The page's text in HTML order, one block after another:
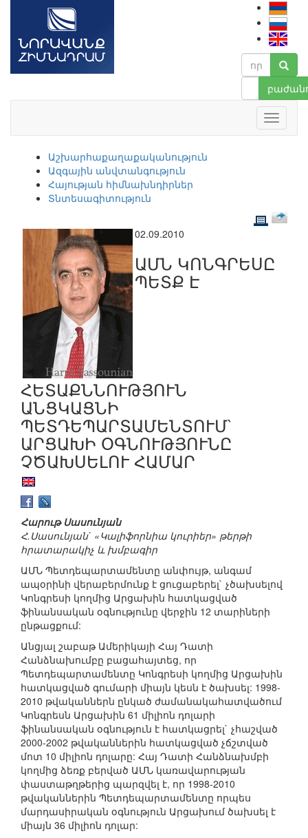
Աշխարհաքաղաքականություն
Ազգային անվտանգություն
Հայության հիմնախնդիրներ
Տնտեսագիտություն
02.09.2010
ԱՄՆ ԿՈՆԳՐԵՍԸ
ՊԵՏՔ Է
ՀԵՏԱՔՆՆՈՒԹՅՈՒՆ
ԱՆՑԿԱՑՆԻ
ՊԵՏԴԵՊԱՐՏԱՄԵՆՏՈՒՄ`
ԱՐՑԱԽԻ ՕԳՆՈՒԹՅՈՒՆԸ
ՉԾԱԽՍԵԼՈՒ ՀԱՄԱՐ
Հարութ Սասունյան
Հ.Սասունյան` «Կալիֆորնիա կուրիեր» թերթի
հրատարակիչ և խմբագիր
ԱՄՆ Պետդեպարտամենտը անփույթ, անգամ
ապօրինի վերաբերմունք է ցուցաբերել` չծախսելով
Կոնգրեսի կողմից Արցախին հատկացված
ֆինանսական օգնությունը վերջին 12 տարիների
ընթացքում:
Անցյալ շաբաթ Ամերիկայի Հայ Դատի
Հանձնախումբը բացահայտեց, որ
Պետդեպարտամենտը Կոնգրեսի կողմից Արցախին
հատկացված գումարի միայն կեսն է ծախսել: 1998-
2010 թվականներն ընկած ժամանակահատվածում
Կոնգրեսն Արցախին 61 միլիոն դոլարի
ֆինանսական օգնություն է հատկացրել` չհաշված
2000-2002 թվականներին հատկացված չճշտված
մոտ 10 միլիոն դոլարը: Հայ Դատի Հանձնախմբի
կողմից ձեռք բերված ԱՄՆ կառավարության
փաստաթղթերից պարզվել է, որ 1998-2010
թվականներին Պետդեպարտամենտը որպես
մարդասիրական օգնություն Արցախում ծախսել է
միայն 36 միլիոն դոլար: